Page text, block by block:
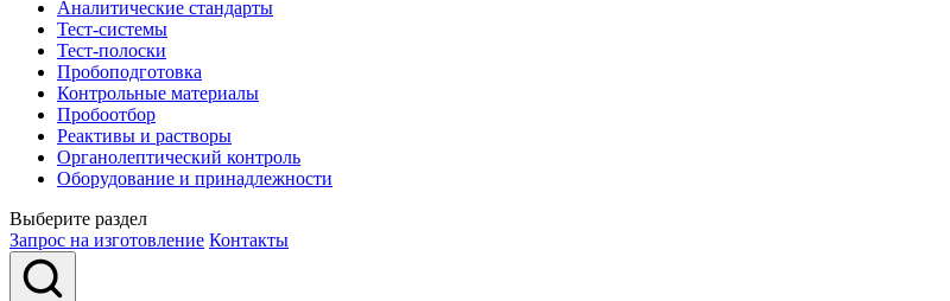
Аналитические стандарты
Тест-системы
Тест-полоски
Пробоподготовка
Контрольные материалы
Пробоотбор
Реактивы и растворы
Органолептический контроль
Оборудование и принадлежности
Выберите раздел
Запрос на изготовление Контакты